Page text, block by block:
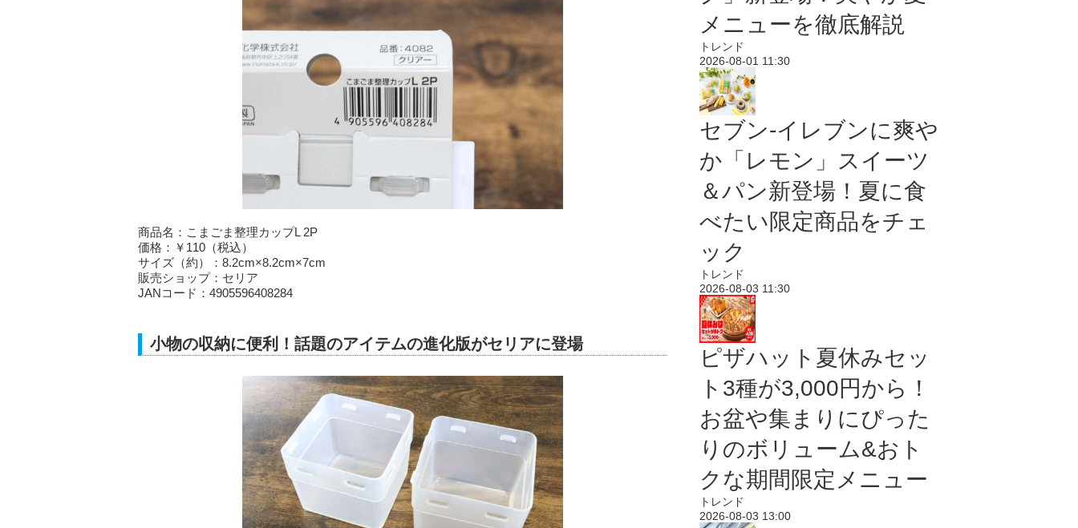
商品名：こまごま整理カップL 2P
価格：￥110（税込）
サイズ（約）：8.2cm×8.2cm×7cm
販売ショップ：セリア
JANコード：4905596408284
小物の収納に便利！話題のアイテムの進化版がセリアに登場
メニューを徹底解説
トレンド
2026-08-01 11:30
セブン‐イレブンに爽や
か「レモン」スイーツ
＆パン新登場！夏に食
べたい限定商品をチェ
ック
トレンド
2026-08-03 11:30
ピザハット夏休みセッ
ト3種が3,000円から！
お盆や集まりにぴった
りのボリューム&おト
クな期間限定メニュー
トレンド
2026-08-03 13:00